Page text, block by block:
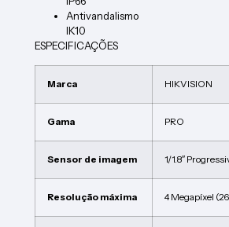
Antivandalismo
IK10
ESPECIFICAÇÕES
Marca HIKVISION
Gama PRO
Sensor de imagem 1/1.8″
Resolução máxima 4 Megapíxel